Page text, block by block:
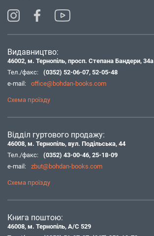
Видавництво:
46002, м. Тернопіль, просп. Степана Бандери, 34а
Тел./факс:
(0352) 52-06-07, 52-05-48
e-mail:
office@bohdan-books.com
Схема проїзду
Відділ гуртового продажу:
46008, м. Тернопіль, вул. Подільська, 44
Тел./факс:
(0352) 43-00-46, 25-18-09
e-mail:
zbut@bohdan-books.com
Схема проїзду
Книга поштою:
46008, м. Тернопіль, А/С 529